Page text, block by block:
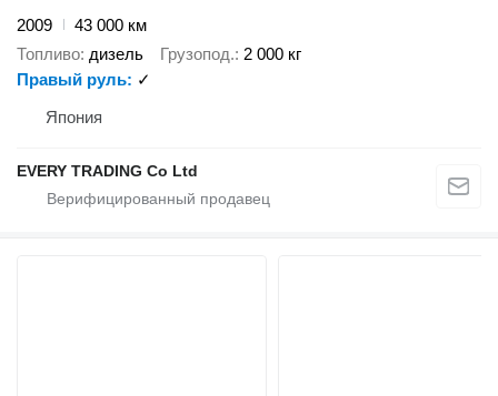
2009
43 000 км
Топливо дизель Грузопод. 2 000 кг
Правый руль
✓
Япония
EVERY TRADING Co Ltd